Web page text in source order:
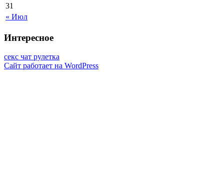
« Июл
31
Интересное
секс чат рулетка
Сайт работает на WordPress